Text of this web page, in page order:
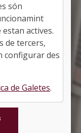
són
actives.
de tercers,
configurar des
de Galetes.